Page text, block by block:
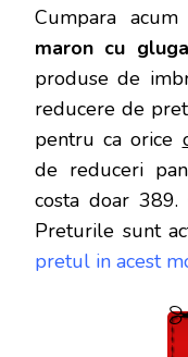
Cumpara acum
maron cu
produse de
reducere de
pentru ca orice
de reduceri
costa doar
Preturile sunt
pretul in acest